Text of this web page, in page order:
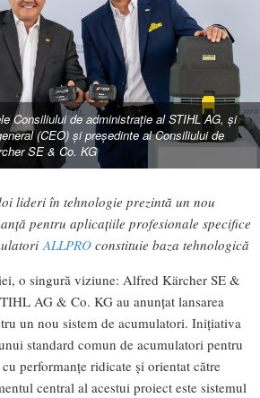
Consiliului de administrație al STIHL AG, și
(CEO) și președinte al Consiliului de
SE & Co. KG
lideri în tehnologie prezintă un nou
pentru aplicațiile profesionale specifice
ALLPRO constituie baza tehnologică
o singură viziune: Alfred Kärcher SE &
AG & Co. KG au anunțat lansarea
un nou sistem de acumulatori. Inițiativa
standard comun de acumulatori pentru
performanțe ridicate și orientat către
central al acestui proiect este sistemul